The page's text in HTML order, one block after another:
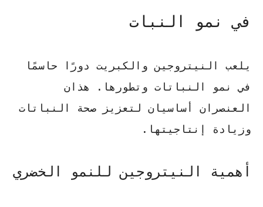
في نمو النبات
يلعب النيتروجين والكبريت دورًا حاسمًا
في نمو النباتات وتطورها. هذان
العنصران أساسيان لتعزيز صحة النباتات
وزيادة إنتاجيتها.
أهمية النيتروجين للنمو الخضري